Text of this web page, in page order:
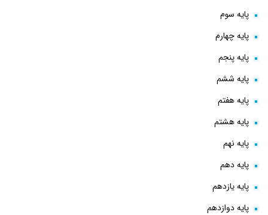
پایه سوم
پایه چهارم
پایه پنجم
پایه ششم
پایه هفتم
پایه هشتم
پایه نهم
پایه دهم
پایه یازدهم
پایه دوازدهم